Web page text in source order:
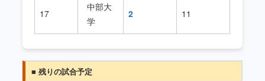
17
中部大
学
2 11
■ 残りの試合予定